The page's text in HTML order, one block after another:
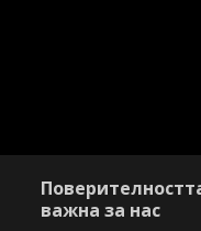
важна за нас